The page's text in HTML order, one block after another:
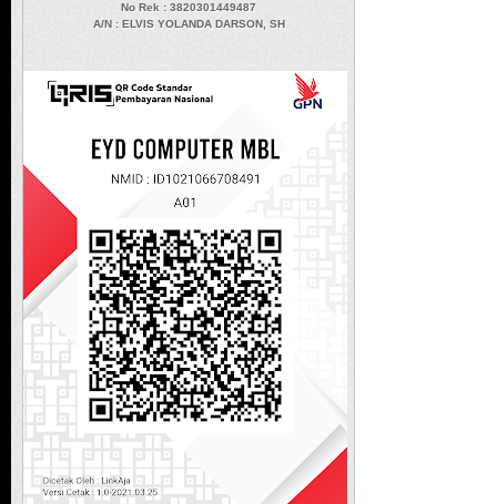
No Rek : 3820301449487
A/N : ELVIS YOLANDA DARSON, SH